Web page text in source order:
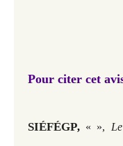
Pour citer cet
SIÉFÉGP, « »,